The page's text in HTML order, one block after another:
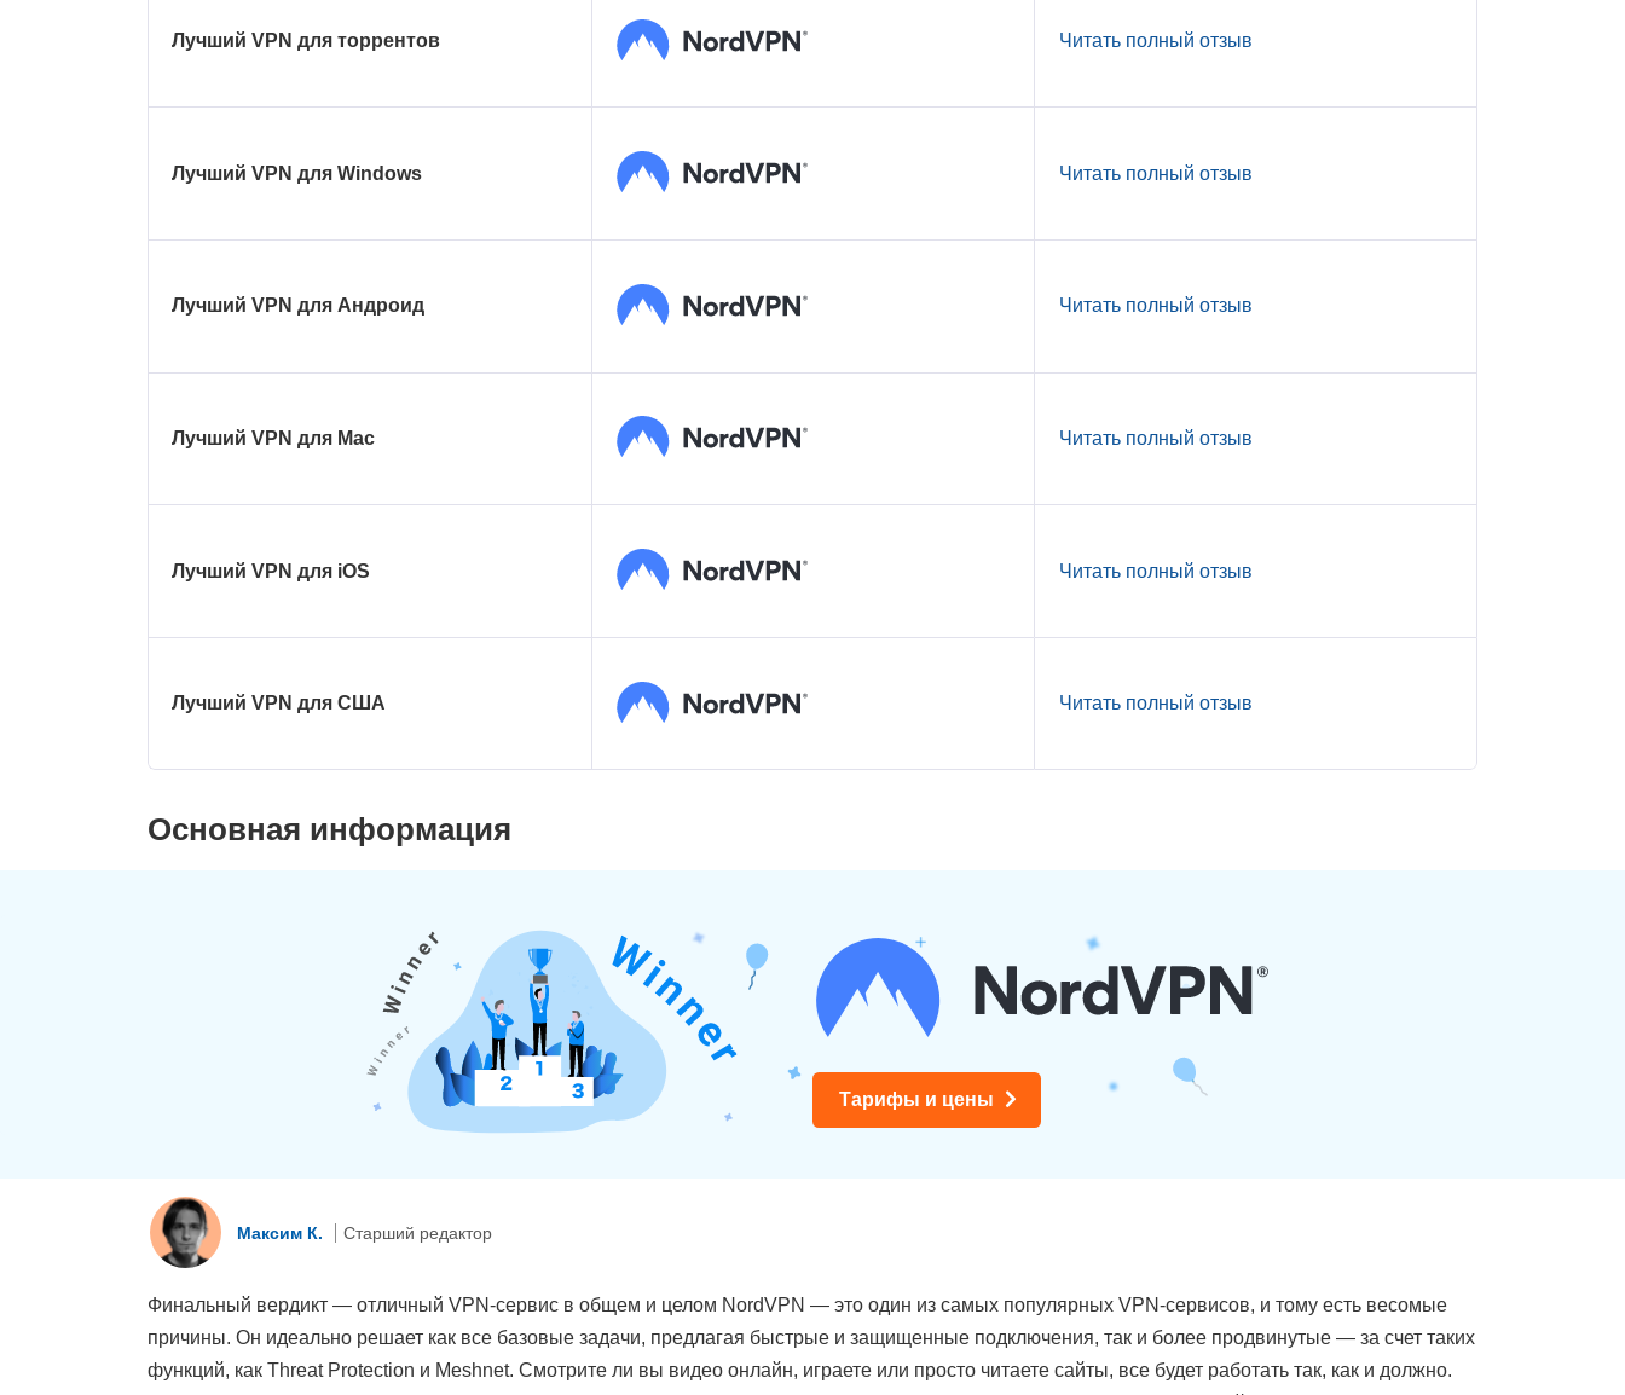
Лучший VPN для торрентов Читать полный отзыв
Лучший VPN для Windows Читать полный отзыв
Лучший VPN для Андроид Читать полный отзыв
Лучший VPN для Mac Читать полный отзыв
Лучший VPN для iOS Читать полный отзыв
Лучший VPN для США Читать полный отзыв
Основная информация
Тарифы и цены
Максим К. Старший редактор
Финальный вердикт — отличный VPN-сервис в общем и целом NordVPN — это один из самых популярных VPN-сервисов, и тому есть весомые
причины. Он идеально решает как все базовые задачи, предлагая быстрые и защищенные подключения, так и более продвинутые — за счет таких
функций, как Threat Protection и Meshnet. Смотрите ли вы видео онлайн, играете или просто читаете сайты, все будет работать так, как и должно.